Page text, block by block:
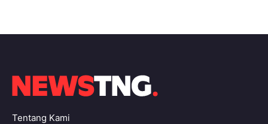
Tentang Kami